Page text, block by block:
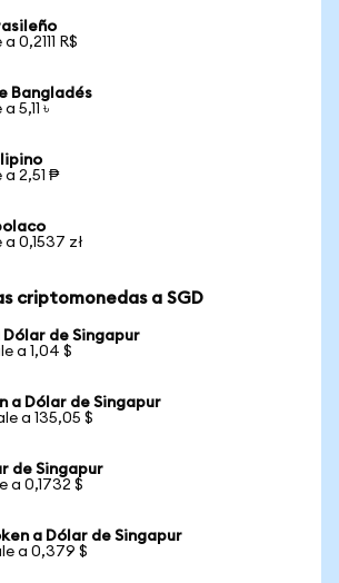
0,2111 R$
Bangladés
5,11 ৳
a 2,51 ₱
a 0,1537 zł
criptomonedas a SGD
Dólar de Singapur
a 1,04 $
a Dólar de Singapur
a 135,05 $
de Singapur
a 0,1732 $
a Dólar de Singapur
a 0,379 $